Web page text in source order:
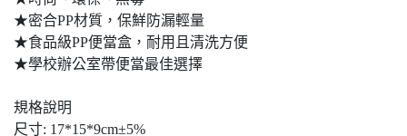
★密合PP材質，保鮮防漏輕量
★食品級PP便當盒，耐用且清洗方便
★學校辦公室帶便當最佳選擇
規格說明
尺寸: 17*15*9cm±5%